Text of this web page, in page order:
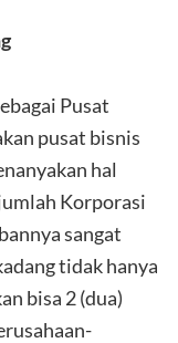
Pusat
pusat bisnis
hal
Korporasi
sangat
tidak hanya
bisa 2 (dua)